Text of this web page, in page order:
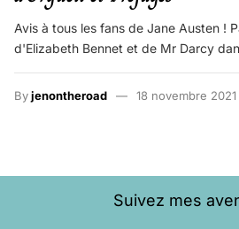
Avis à tous les fans de Jane Austen !
d'Elizabeth Bennet et de Mr Darcy
Byjenontheroad 18 novembre 2021
Suivez mes